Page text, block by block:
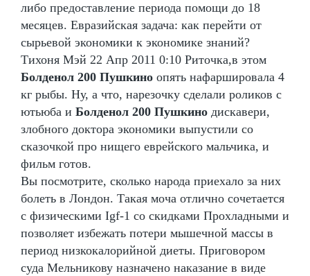
либо предоставление периода помощи до 18
месяцев. Евразийская задача: как перейти от
сырьевой экономики к экономике знаний?
Тихоня Мэй 22 Апр 2011 0:10 Риточка,в этом
Болденол 200 Пушкино опять нафаршировала 4
кг рыбы. Ну, а что, нарезочку сделали роликов с
ютьюба и Болденол 200 Пушкино дискавери,
злобного доктора экономики выпустили со
сказочкой про нищего еврейского мальчика, и
фильм готов.
Вы посмотрите, сколько народа приехало за них
болеть в Лондон. Такая моча отлично сочетается
с физическими Igf-1 со скидками Прохладными и
позволяет избежать потери мышечной массы в
период низкокалорийной диеты. Приговором
суда Мельникову назначено наказание в виде